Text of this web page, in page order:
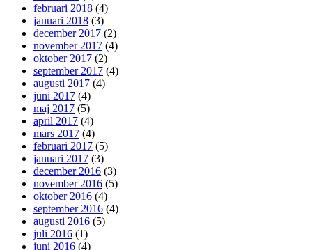
februari 2018 (4)
januari 2018 (3)
december 2017 (2)
november 2017 (4)
oktober 2017 (2)
september 2017 (4)
augusti 2017 (4)
juni 2017 (4)
maj 2017 (5)
april 2017 (4)
mars 2017 (4)
februari 2017 (5)
januari 2017 (3)
december 2016 (3)
november 2016 (5)
oktober 2016 (4)
september 2016 (4)
augusti 2016 (5)
juli 2016 (1)
juni 2016 (4)